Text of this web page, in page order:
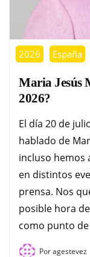
2026 España
Maria Jesús
2026?
El día 20 de
hablado de
incluso hemos
en distintos
prensa. Nos
posible hora
como punto
Poragestevez